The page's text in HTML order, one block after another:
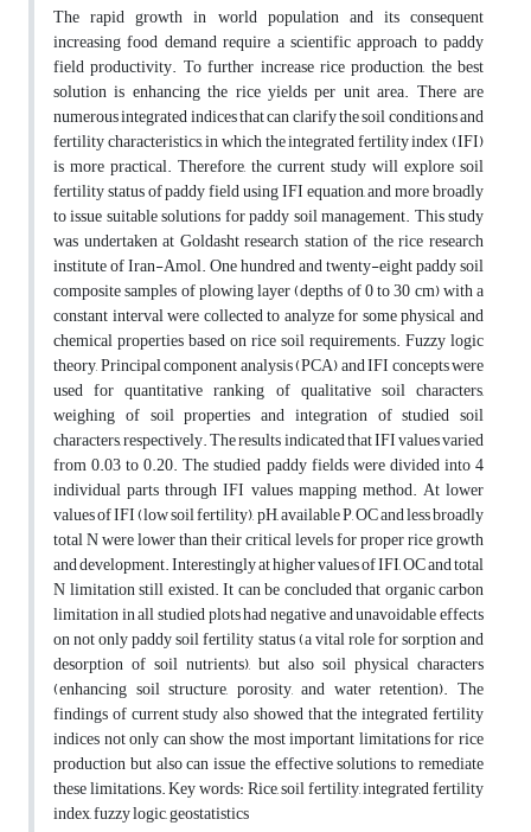
The rapid growth in world population and its consequent
increasing food demand require a scientific approach to paddy
field productivity. To further increase rice production, the best
solution is enhancing the rice yields per unit area. There are
numerous integrated indices that can clarify the soil conditions and
fertility characteristics, in which the integrated fertility index (IFI)
is more practical. Therefore, the current study will explore soil
fertility status of paddy field using IFI equation, and more broadly
to issue suitable solutions for paddy soil management. This study
was undertaken at Goldasht research station of the rice research
institute of Iran-Amol. One hundred and twenty-eight paddy soil
composite samples of plowing layer (depths of 0 to 30 cm) with a
constant interval were collected to analyze for some physical and
chemical properties based on rice soil requirements. Fuzzy logic
theory, Principal component analysis (PCA) and IFI concepts were
used for quantitative ranking of qualitative soil characters,
weighing of soil properties and integration of studied soil
characters, respectively. The results indicated that IFI values varied
from 0.03 to 0.20. The studied paddy fields were divided into 4
individual parts through IFI values mapping method. At lower
values of IFI (low soil fertility), pH, available P, OC and less broadly
total N were lower than their critical levels for proper rice growth
and development. Interestingly at higher values of IFI, OC and total
N limitation still existed. It can be concluded that organic carbon
limitation in all studied plots had negative and unavoidable effects
on not only paddy soil fertility status (a vital role for sorption and
desorption of soil nutrients), but also soil physical characters
(enhancing soil structure, porosity, and water retention). The
findings of current study also showed that the integrated fertility
indices not only can show the most important limitations for rice
production but also can issue the effective solutions to remediate
these limitations. Key words: Rice, soil fertility, integrated fertility
index, fuzzy logic, geostatistics